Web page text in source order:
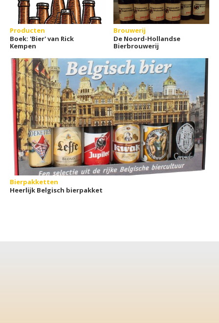
Producten
Boek: 'Bier' van Rick
Kempen
Brouwerij
De Noord-Hollandse
Bierbrouwerij
Bierpakketten
Heerlijk Belgisch bierpakket